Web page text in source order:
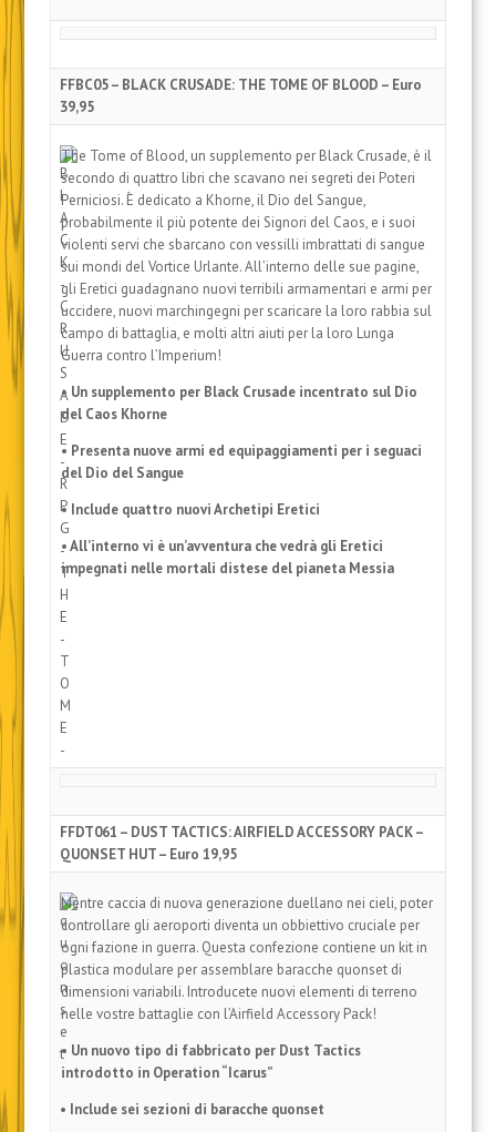
FFBC05 – BLACK CRUSADE: THE TOME OF BLOOD – Euro
39,95
The Tome of Blood, un supplemento per Black Crusade, è il
secondo di quattro libri che scavano nei segreti dei Poteri
Perniciosi. È dedicato a Khorne, il Dio del Sangue,
probabilmente il più potente dei Signori del Caos, e i suoi
violenti servi che sbarcano con vessilli imbrattati di sangue
sui mondi del Vortice Urlante. All’interno delle sue pagine,
gli Eretici guadagnano nuovi terribili armamentari e armi per
uccidere, nuovi marchingegni per scaricare la loro rabbia sul
campo di battaglia, e molti altri aiuti per la loro Lunga
Guerra contro l’Imperium!
• Un supplemento per Black Crusade incentrato sul Dio
del Caos Khorne
• Presenta nuove armi ed equipaggiamenti per i seguaci
del Dio del Sangue
• Include quattro nuovi Archetipi Eretici
• All’interno vi è un’avventura che vedrà gli Eretici
impegnati nelle mortali distese del pianeta Messia
FFDT061 – DUST TACTICS: AIRFIELD ACCESSORY PACK –
QUONSET HUT – Euro 19,95
Mentre caccia di nuova generazione duellano nei cieli, poter
controllare gli aeroporti diventa un obbiettivo cruciale per
ogni fazione in guerra. Questa confezione contiene un kit in
plastica modulare per assemblare baracche quonset di
dimensioni variabili. Introducete nuovi elementi di terreno
nelle vostre battaglie con l’Airfield Accessory Pack!
• Un nuovo tipo di fabbricato per Dust Tactics
introdotto in Operation “Icarus”
• Include sei sezioni di baracche quonset